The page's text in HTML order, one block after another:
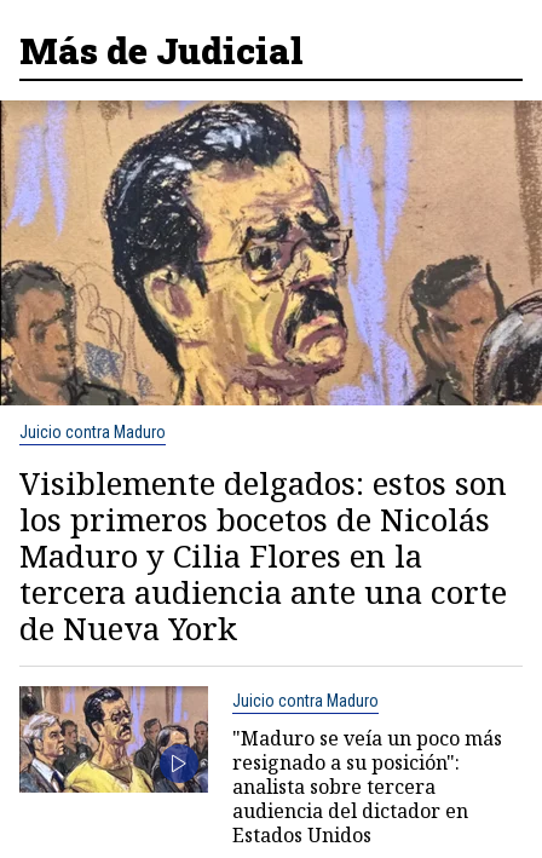
Más de Judicial
Juicio contra Maduro
Visiblemente delgados: estos son
los primeros bocetos de Nicolás
Maduro y Cilia Flores en la
tercera audiencia ante una corte
de Nueva York
Juicio contra Maduro
"Maduro se veía un poco más
resignado a su posición":
analista sobre tercera
audiencia del dictador en
Estados Unidos